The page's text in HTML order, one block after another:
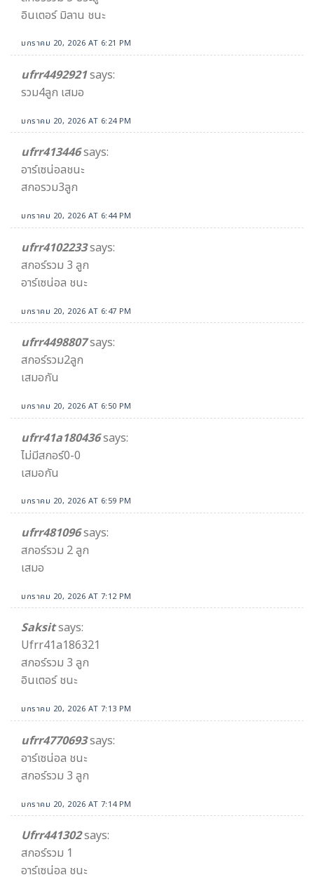
อินเตอร์ มิลาน ชนะ
มกราคม 20, 2026 AT 6:21 PM
ufrr4492921says:
รวม4ลูก เสมอ
มกราคม 20, 2026 AT 6:24 PM
ufrr413446says:
อาร์เซน่อลชนะ
สกอรวม3ลูก
มกราคม 20, 2026 AT 6:44 PM
ufrr4102233says:
สกอร์รวม 3 ลูก
อาร์เซน่อล ชนะ
มกราคม 20, 2026 AT 6:47 PM
ufrr4498807says:
สกอร์รวม2ลูก
เสมอกัน
มกราคม 20, 2026 AT 6:50 PM
ufrr41a180436says:
ไม่มีสกอร์0-0
เสมอกัน
มกราคม 20, 2026 AT 6:59 PM
ufrr481096says:
สกอร์รวม 2 ลูก
เสมอ
มกราคม 20, 2026 AT 7:12 PM
Saksitsays:
Ufrr41a186321
สกอร์รวม 3 ลูก
อินเตอร์ ชนะ
มกราคม 20, 2026 AT 7:13 PM
ufrr4770693says:
อาร์เซน่อล ชนะ
สกอร์รวม 3 ลูก
มกราคม 20, 2026 AT 7:14 PM
Ufrr441302says:
สกอร์รวม 1
อาร์เซน่อล ชนะ